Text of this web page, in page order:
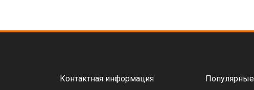
Контактная информация